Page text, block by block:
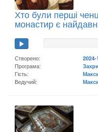
Хто були перші
монастир є
Створено:
Програма:
Гість:
Ведучий: